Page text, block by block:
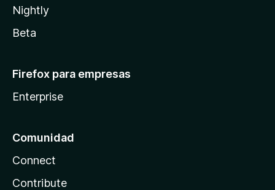
Nightly
Beta
Firefox para empresas
Enterprise
Comunidad
Connect
Contribute